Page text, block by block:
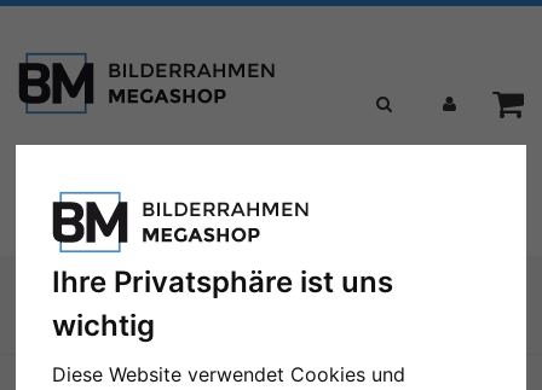
Ihre Privatsphäre ist uns
wichtig
Diese Website verwendet Cookies und
Toggle
navigation
Menü
Sie sind hier:
Zur Übersicht